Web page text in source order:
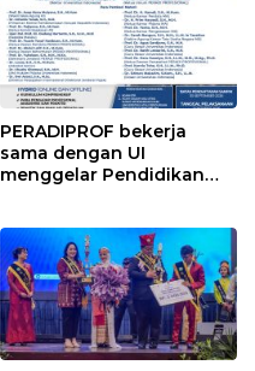
PERADIPROF bekerja
sama dengan UI
menggelar Pendidikan